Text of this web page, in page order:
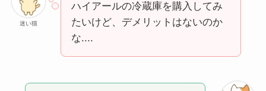
迷い猫
ハイアールの冷蔵庫を購入してみ
たいけど、デメリットはないのか
な....